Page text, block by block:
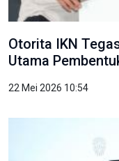
Otorita IKN
Utama
22 Mei 2026 10:54